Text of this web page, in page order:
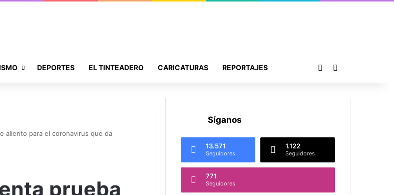
DEPORTES EL TINTEADERO CARICATURAS REPORTAJES Publicación al azar
aliento para el coronavirus que da
prueba
Síganos
13.571
Seguidores
1.122
Seguidores
771
Seguidores